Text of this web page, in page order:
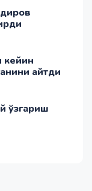
кейин
айтди
ўзгариш